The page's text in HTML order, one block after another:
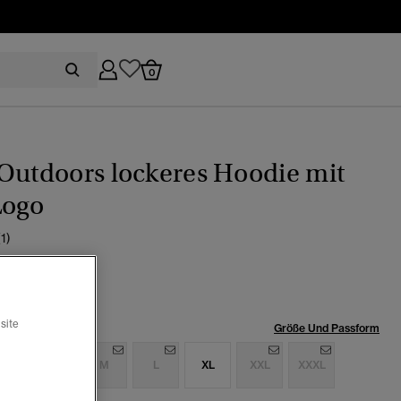
0
lockeres Hoodie mit
Größe Und Passform
M L XL XXL XXXL